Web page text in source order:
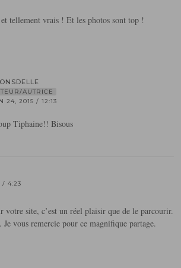
tellement vrais ! Et les photos sont top !
AUTRICE
24, 2015 / 12:13
Tiphaine!! Bisous
/ 4:23
votre site, c’est un réel plaisir que de le parcourir.
vous remercie pour ce magnifique partage.